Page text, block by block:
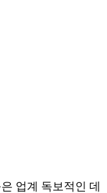
업계 독보적인 데